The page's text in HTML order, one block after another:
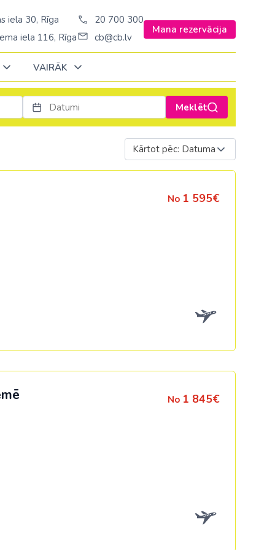
iela 30, Rīga
iela 116, Rīga
20 700 300
cb@cb.lv
Mana rezervācija
Decembrī Janvārī
Decembrī Janvārī
Panama
Decembrī Janvārī
VAIRĀK
Meklēt
Kārtot pēc: Datuma
No 1 595€
No 1 845€